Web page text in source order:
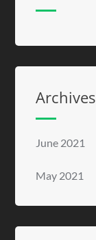
Archives
June 2021
May 2021